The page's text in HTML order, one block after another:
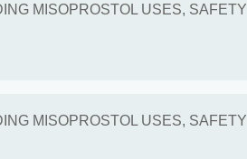
MISOPROSTOL USES, SAFETY
MISOPROSTOL USES, SAFETY